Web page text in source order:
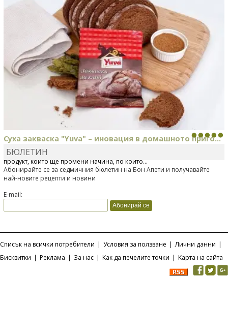
Суха закваска "Yuva" – иновация в домашното приго...
Отскоро Лесафр България стартира предлагането на изцяло нов
продукт, който ще промени начина, по който...
БЮЛЕТИН
Абонирайте се за седмичния бюлетин на Бон Апети и получавайте
най-новите рецепти и новини
E-mail:
Списък на всички потребители | Условия за ползване | Лични данни |
Бисквитки | Реклама | За нас | Как да печелите точки | Карта на сайта